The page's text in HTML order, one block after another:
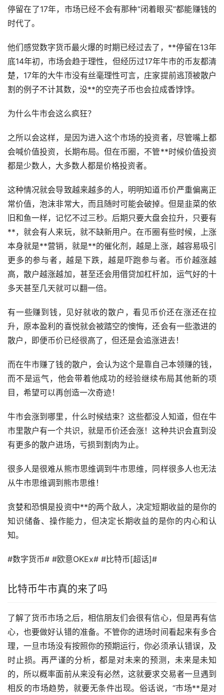
停留在了17年，市场已经不会有那种“闭着眼买”都能赚钱的
时代了。
他们感觉数字货币最火爆的时期已经过去了，**停留在13年
底14年初，市场会趋于理性，但经历过17年牛市的币友都清
楚，17年的大牛市没有丝毫理性可言，庄家提前逃顶被散户
割的例子不计其数，没**的空壳子币也会拉成香饽饽。
为什么牛市会这么疯狂？
之所以会这样，是因为进入这个市场的投资者，尽管嘴上都
会喊价值投资，长期布局。但在币圈，不管**时候价值投资
都是少数人，大多数人都是价格投资者。
这种情况就会导致越来越多的人，明明知道币价严重偏离正
常价值，泡沫非常大，而且随时可能会破掉。但是韭菜的依
旧和鱼一样，记忆不过三秒。后期只要大盘会拉升，只要有
**，就会有人来玩，就不缺新用户。在币圈有些时候，上涨
本身就是**营销，就是**的催化剂，越是上涨，越容易吸引
更多的参与者，越是下跌，越是吓跑参与者。币价越涨越
高，散户越涨越加，甚至还会用借贷加杠杆加，运气好的十
多天甚至几天就可以翻一倍。
有一些赚到钱，见好就收的散户，看见币价还在涨还在拉
升，原本盈利的喜悦就会被踏空的懊悔，还会有一些激进的
散户，即便币价已经很高了，但还是会追涨进去！
而在牛市赚了钱的散户，会认为这个是靠自己本领赚的钱，
而不是运气，他会带着他成功的经验继续布局其他新的项
目，希望可以再创造一次奇迹！
牛市会涨到哪里，什么时候结束？这些都没人知道，但在牛
市里散户有一个共识，就是币价还会涨！这种共识会直到没
有更多的散户进场，亏损到割肉为止。
很多人是很难从熊市思维调到牛市思维，同样很多人也无法
从牛市思维调到熊市思维！
贪婪和恐惧是投资中**的两个敌人，决定短期收益的是你的
知识储备、操作能力，但决定长期收益的是你的内心和认
知。
#数字货币# #欧意OKEx# #比特币[超话]#
比特币牛市真的来了吗
了解了货币市场之后，相信朋友们会很有信心，但是再有信
心，也要做好认错的准备。不管你的进场时间看起来有多合
理，一旦市场没有按照你的预期运行，你必须承认错误，及
时止损。再严谨的分析，都是对未来的预测，未来是未知
的，所以概率面前从来没有必然，这就要求交易者一旦遇到
相反的市场趋势，就要无条件出现。俗话说，“市场**是对